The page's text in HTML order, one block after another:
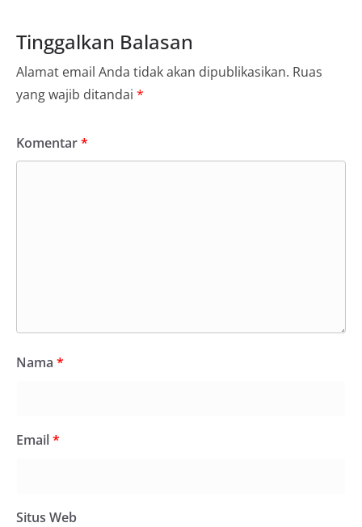
Tinggalkan Balasan
Alamat email Anda tidak akan dipublikasikan. Ruas
yang wajib ditandai *
Komentar*
Nama *
Email*
Situs Web